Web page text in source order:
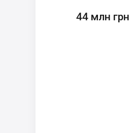
44 млн грн